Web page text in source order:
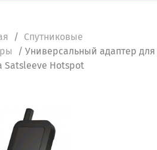
/ Спутниковые
/ Универсальный адаптер для
Satsleeve Hotspot